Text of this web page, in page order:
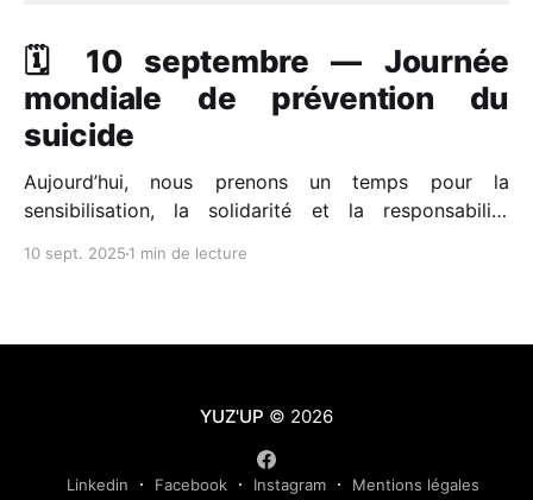
🗓️ 10 septembre — Journée
mondiale de prévention du
suicide
Aujourd’hui, nous prenons un temps pour la
sensibilisation, la solidarité et la responsabilité
nous concerne tous. 📊 En France : * Près de 9 000
10 sept. 2025 1 min de lecture
YUZ'UP © 2026
Linkedin Facebook Instagram Mentions légales